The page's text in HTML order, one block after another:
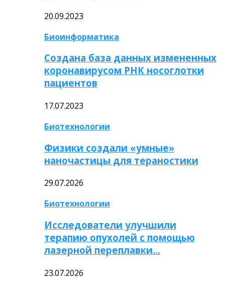
20.09.2023
Биоинформатика
Создана база данных измененных
коронавирусом РНК носоглотки
пациентов
17.07.2023
Биотехнологии
Физики создали «умные»
наночастицы для тераностики
29.07.2026
Биотехнологии
Исследователи улучшили
терапию опухолей с помощью
лазерной переплавки…
23.07.2026